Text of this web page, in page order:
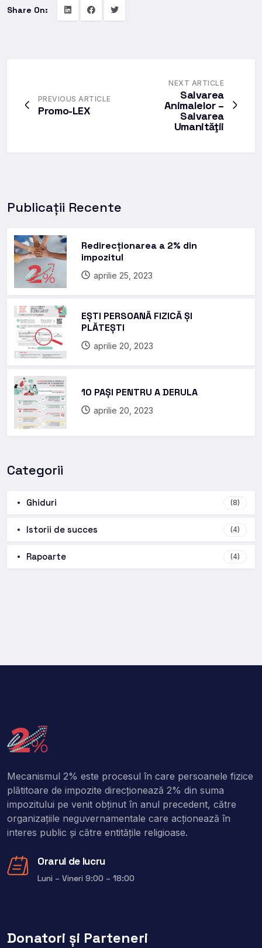
Share On:
PREVIOUS ARTICLE
Promo-LEX
NEXT ARTICLE
Salvarea
Animalelor –
Salvarea
Umanităţii
Publicații Recente
Redirecționarea a 2% din
impozitul
aprilie 25, 2023
EȘTI PERSOANĂ FIZICĂ ȘI
PLĂTEȘTI
aprilie 20, 2023
10 PAȘI PENTRU A DERULA
aprilie 20, 2023
Categorii
Ghiduri (8)
Istorii de succes (4)
Rapoarte (4)
Mecanismul 2% este procesul în care persoanele fizice
plătitoare de impozite direcţionează 2% din suma
impozitului pe venit obţinut în anul precedent, către
organizaţiile neguvernamentale care acţionează în
interes public şi către entitățile religioase.
Orarul de lucru
Luni – Vineri 9:00 – 18:00
Donatori și Parteneri